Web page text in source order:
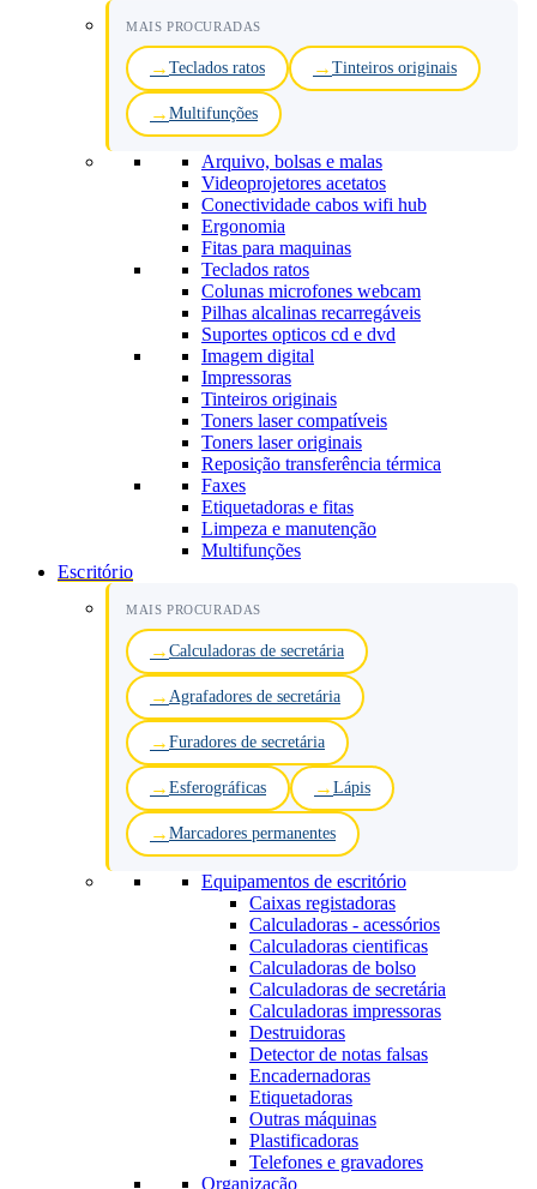
MAIS PROCURADAS
Teclados ratos Tinteiros originais
Multifunções
Arquivo, bolsas e malas
Videoprojetores acetatos
Conectividade cabos wifi hub
Ergonomia
Fitas para maquinas
Teclados ratos
Colunas microfones webcam
Pilhas alcalinas recarregáveis
Suportes opticos cd e dvd
Imagem digital
Impressoras
Tinteiros originais
Toners laser compatíveis
Toners laser originais
Reposição transferência térmica
Faxes
Etiquetadoras e fitas
Limpeza e manutenção
Multifunções
Escritório
MAIS PROCURADAS
Calculadoras de secretária
Agrafadores de secretária
Furadores de secretária
Esferográficas Lápis
Marcadores permanentes
Equipamentos de escritório
Caixas registadoras
Calculadoras - acessórios
Calculadoras cientificas
Calculadoras de bolso
Calculadoras de secretária
Calculadoras impressoras
Destruidoras
Detector de notas falsas
Encadernadoras
Etiquetadoras
Outras máquinas
Plastificadoras
Telefones e gravadores
Organização